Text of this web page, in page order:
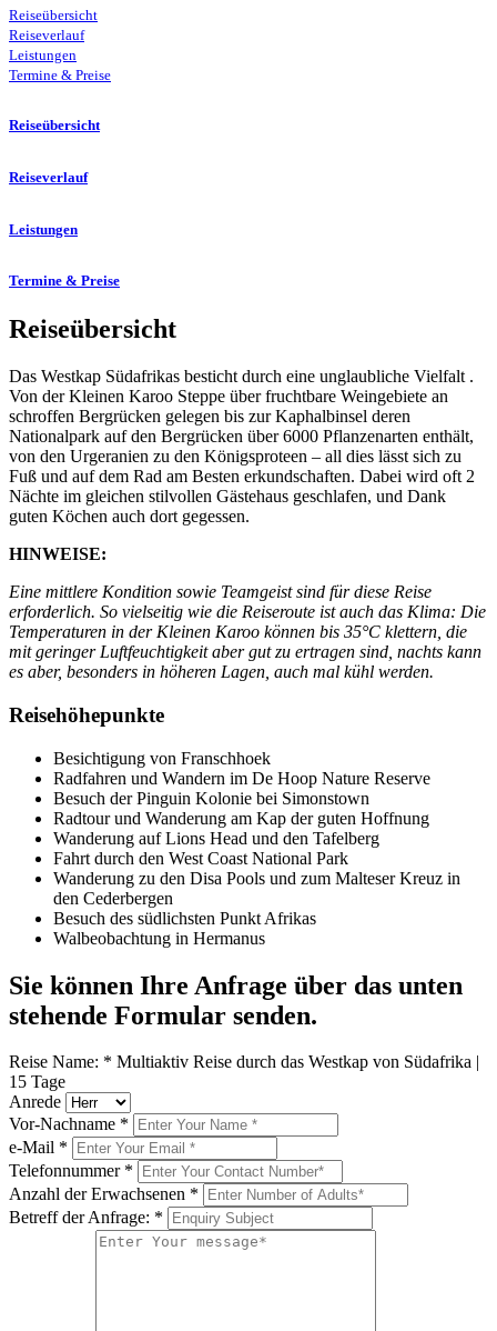
Reiseübersicht
Reiseverlauf
Leistungen
Termine & Preise
Reiseübersicht
Reiseverlauf
Leistungen
Termine & Preise
Reiseübersicht
Das Westkap Südafrikas besticht durch eine unglaubliche Vielfalt .
Von der Kleinen Karoo Steppe über fruchtbare Weingebiete an
schroffen Bergrücken gelegen bis zur Kaphalbinsel deren
Nationalpark auf den Bergrücken über 6000 Pflanzenarten enthält,
von den Urgeranien zu den Königsproteen – all dies lässt sich zu
Fuß und auf dem Rad am Besten erkundschaften. Dabei wird oft 2
Nächte im gleichen stilvollen Gästehaus geschlafen, und Dank
guten Köchen auch dort gegessen.
HINWEISE:
Eine mittlere Kondition sowie Teamgeist sind für diese Reise
erforderlich. So vielseitig wie die Reiseroute ist auch das Klima: Die
Temperaturen in der Kleinen Karoo können bis 35°C klettern, die
mit geringer Luftfeuchtigkeit aber gut zu ertragen sind, nachts kann
es aber, besonders in höheren Lagen, auch mal kühl werden.
Reisehöhepunkte
Besichtigung von Franschhoek
Radfahren und Wandern im De Hoop Nature Reserve
Besuch der Pinguin Kolonie bei Simonstown
Radtour und Wanderung am Kap der guten Hoffnung
Wanderung auf Lions Head und den Tafelberg
Fahrt durch den West Coast National Park
Wanderung zu den Disa Pools und zum Malteser Kreuz in
den Cederbergen
Besuch des südlichsten Punkt Afrikas
Walbeobachtung in Hermanus
Sie können Ihre Anfrage über das unten
stehende Formular senden.
Reise Name: * Multiaktiv Reise durch das Westkap von Südafrika |
15 Tage
Anrede
Vor-Nachname *
e-Mail *
Telefonnummer *
Anzahl der Erwachsenen *
Betreff der Anfrage: *